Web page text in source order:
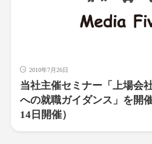
2010年7月26日
当社主催セミナー「上場会
への就職ガイダンス」を開
14日開催）